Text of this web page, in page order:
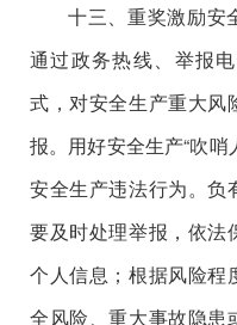
十三、重奖激励安
通过政务热线、举报
式，对安全生产重大风
报。用好安全生产“吹
安全生产违法行为。负
要及时处理举报，依法
个人信息；根据风险程
全风险、重大事故隐患